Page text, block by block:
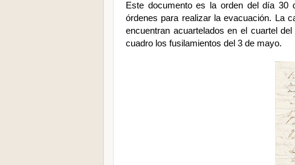
Este documento es la orden del día 30
órdenes para realizar la evacuación. La
encuentran acuartelados en el cuartel
cuadro los fusilamientos del 3 de mayo.